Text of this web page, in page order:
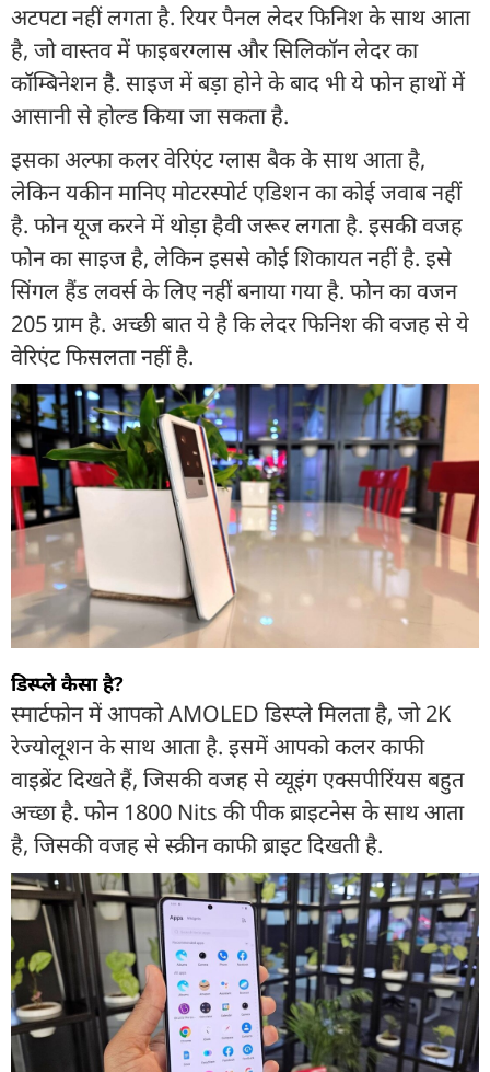
अटपटा नहीं लगता है. रियर पैनल लेदर फिनिश के साथ आता
है, जो वास्तव में फाइबरग्लास और सिलिकॉन लेदर का
कॉम्बिनेशन है. साइज में बड़ा होने के बाद भी ये फोन हाथों में
आसानी से होल्ड किया जा सकता है.
इसका अल्फा कलर वेरिएंट ग्लास बैक के साथ आता है,
लेकिन यकीन मानिए मोटरस्पोर्ट एडिशन का कोई जवाब नहीं
है. फोन यूज करने में थोड़ा हैवी जरूर लगता है. इसकी वजह
फोन का साइज है, लेकिन इससे कोई शिकायत नहीं है. इसे
सिंगल हैंड लवर्स के लिए नहीं बनाया गया है. फोन का वजन
205 ग्राम है. अच्छी बात ये है कि लेदर फिनिश की वजह से ये
वेरिएंट फिसलता नहीं है.
डिस्प्ले कैसा है?
स्मार्टफोन में आपको AMOLED डिस्प्ले मिलता है, जो 2K
रेज्योलूशन के साथ आता है. इसमें आपको कलर काफी
वाइब्रेंट दिखते हैं, जिसकी वजह से व्यूइंग एक्सपीरिंयस बहुत
अच्छा है. फोन 1800 Nits की पीक ब्राइटनेस के साथ आता
है, जिसकी वजह से स्क्रीन काफी ब्राइट दिखती है.